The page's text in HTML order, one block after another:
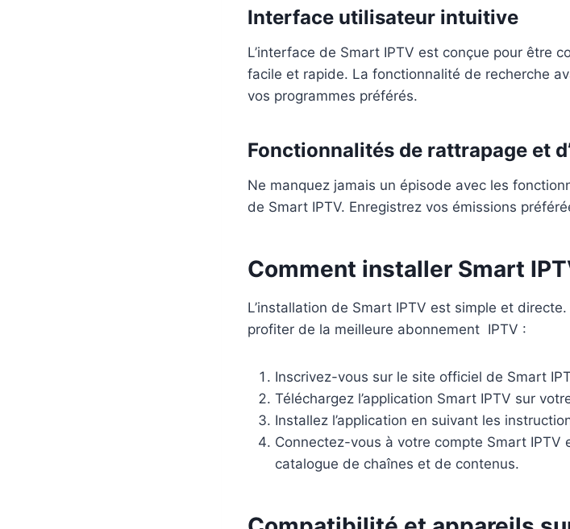
Interface utilisateur intuitive
L’interface de Smart IPTV est conçue pour être
facile et rapide. La fonctionnalité de recherche
vos programmes préférés.
Fonctionnalités de rattrapage et
Ne manquez jamais un épisode avec les
de Smart IPTV. Enregistrez vos émissions
Comment installer Smart
L’installation de Smart IPTV est simple et
profiter de la meilleure abonnement IPTV :
Inscrivez-vous sur le site officiel de Smart
Téléchargez l’application Smart IPTV sur
Installez l’application en suivant les
Connectez-vous à votre compte Smart IPTV
catalogue de chaînes et de contenus.